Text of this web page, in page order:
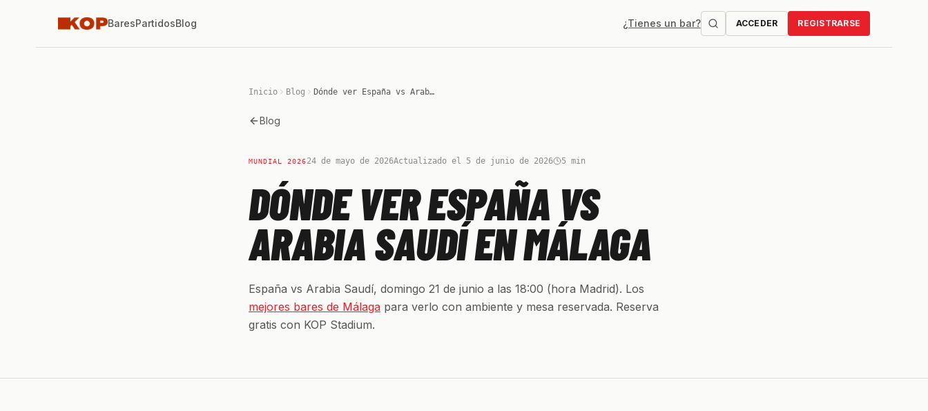
BaresPartidosBlog ¿Tienes un bar? ACCEDER REGISTRARSE
Inicio Blog Dónde ver España vs Arabia Saudí en Málaga
Blog
MUNDIAL 202624 de mayo de 2026Actualizado el 5 de junio de 2026 5 min
DÓNDE VER ESPAÑA VS
ARABIA SAUDÍ EN MÁLAGA
España vs Arabia Saudí, domingo 21 de junio a las 18:00 (hora Madrid). Los
mejores bares de Málaga para verlo con ambiente y mesa reservada. Reserva
gratis con KOP Stadium.